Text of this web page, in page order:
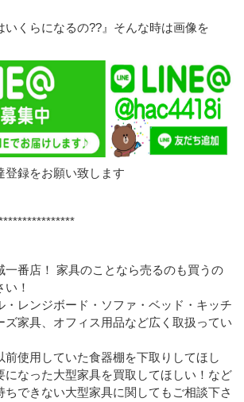
いくらになるの??』そんな時は画像を
録をお願い致します
一番店！ 家具のことなら売るのも買うの
！
・レンジボード・ソファ・ベッド・キッチ
ズ家具、オフィス用品など広く取扱ってい
前使用していた食器棚を下取りしてほし
になった大型家具を買取してほしい！など
ちできない大型家具に関してもご相談下さ